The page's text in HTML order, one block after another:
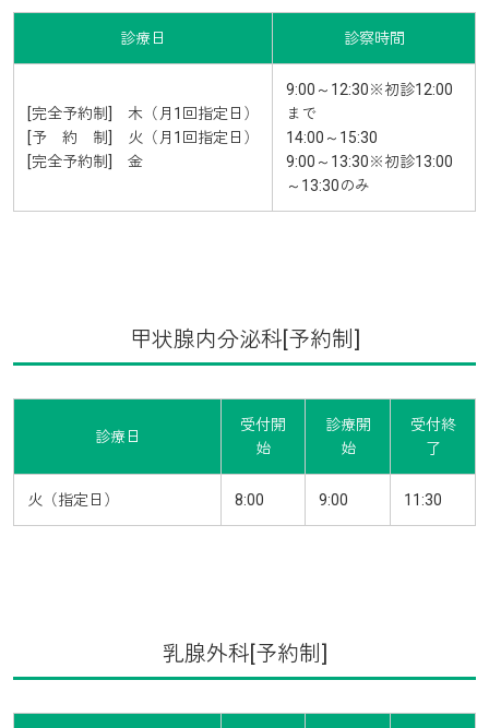
診療日 診察時間
[完全予約制] 木（月1回指定日）
[予 約 制] 火（月1回指定日）
[完全予約制] 金
9:00～12:30※初診12:00
まで
14:00～15:30
9:00～13:30※初診13:00
～13:30のみ
甲状腺内分泌科[予約制]
診療日
受付開
始
診療開
始
受付終
了
火（指定日） 8:00 9:00 11:30
乳腺外科[予約制]